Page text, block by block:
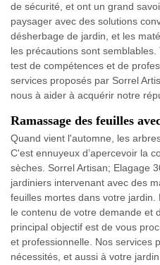
de sécurité, et ont un grand
paysager avec des solutions
désherbage de jardin, et les
les précautions sont
test de compétences et de
services proposés par Sorrel
nous à aider à acquérir notre
Ramassage des feuilles
Quand vient l'automne, les
C'est ennuyeux d’apercevoir la
sèches. Sorrel Artisan; Elagage
jardiniers intervenant avec des
feuilles mortes dans votre
le contenu de votre demande et
principal objectif est de vous
et professionnelle. Nos services
nécessités, et aussi à votre